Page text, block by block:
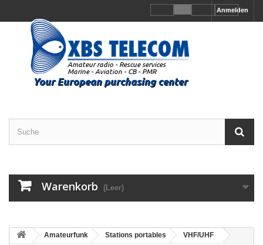
Anmelden
Warenkorb (Leer)
Amateurfunk Stations portables
VHF/UHF